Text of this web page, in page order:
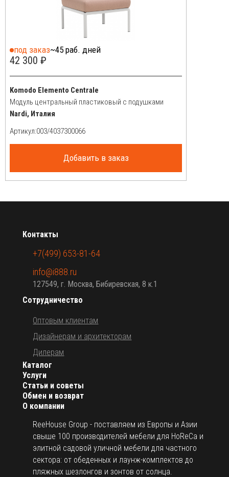
под заказ~45 раб. дней
42 300 ₽
Komodo Elemento Centrale
Модуль центральный пластиковый с подушками
Nardi, Италия
Артикул:
Добавить в заказ
О компании
ReeHouse Group - поставляем из Европы и Азии
свыше 100 производителей мебели для HoReCa и
элитной садовой уличной мебели для частного
сектора: от обеденных и лаунж-комплектов до
пляжных шезлонгов и зонтов от солнца.
Каталог
Услуги
Статьи и советы
Обмен и возврат
Сотрудничество
Оптовым клиентам
Дизайнерам и архитекторам
Дилерам
Контакты
+7(499) 653-81-64
info@i888.ru
127549, г. Москва, Бибиревская, 8 к.1